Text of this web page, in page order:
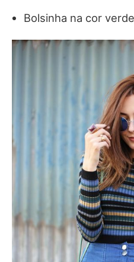
Bolsinha na cor verde